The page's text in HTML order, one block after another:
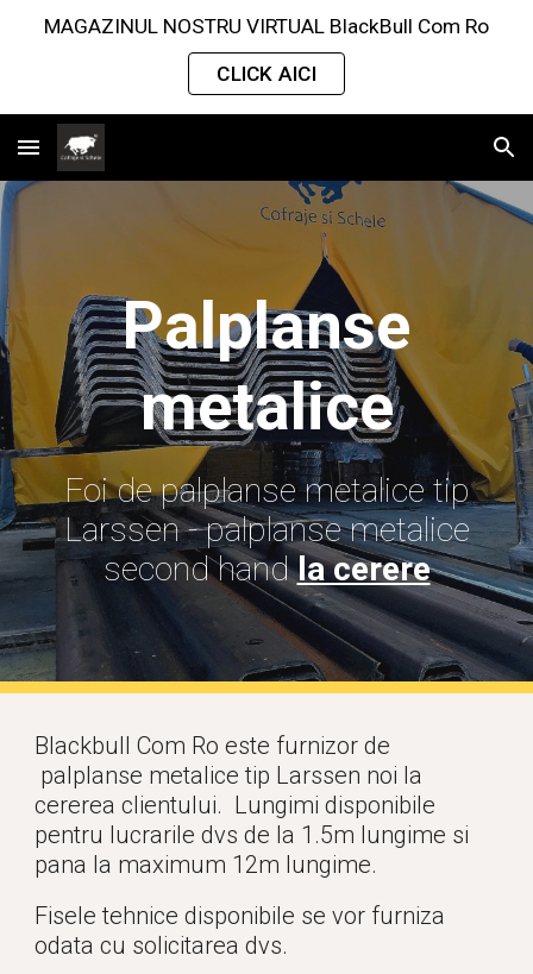
MAGAZINUL NOSTRU VIRTUAL BlackBull Com Ro
CLICK AICI
Palplanse
metalice
Foi de palplanse metalice tip
Larssen - palplanse metalice
second handla cerere
Blackbull Com Ro este furnizor de
palplanse metalice tip Larssen noi la
cererea clientului. Lungimi disponibile
pentru lucrarile dvs de la 1.5m lungime si
pana la maximum 12m lungime.
Fisele tehnice disponibile se vor furniza
odata cu solicitarea dvs.